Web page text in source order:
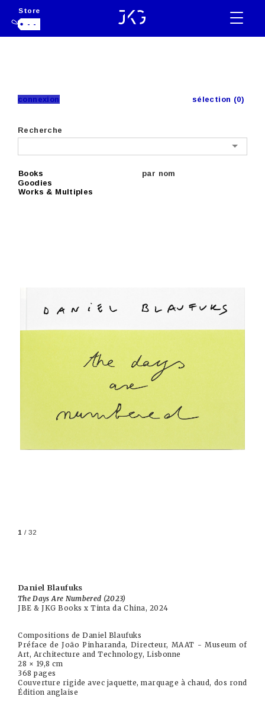
Store
- -
connexion sélection (0)
Recherche
Books
Goodies
Works & Multiples
par nom
1 / 32
Daniel Blaufuks
The Days Are Numbered (2023)
JBE & JKG Books x Tinta da China, 2024
Compositions de Daniel Blaufuks
Préface de João Pinharanda, Directeur, MAAT - Museum of
Art, Architecture and Technology, Lisbonne
28 × 19,8 cm
368 pages
Couverture rigide avec jaquette, marquage à chaud, dos rond
Édition anglaise